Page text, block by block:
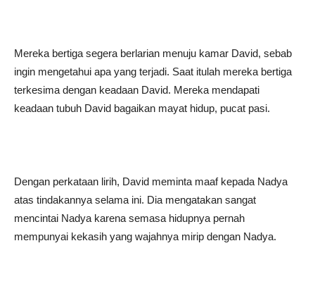
Mereka bertiga segera berlarian menuju kamar David, sebab
ingin mengetahui apa yang terjadi. Saat itulah mereka bertiga
terkesima dengan keadaan David. Mereka mendapati
keadaan tubuh David bagaikan mayat hidup, pucat pasi.
Dengan perkataan lirih, David meminta maaf kepada Nadya
atas tindakannya selama ini. Dia mengatakan sangat
mencintai Nadya karena semasa hidupnya pernah
mempunyai kekasih yang wajahnya mirip dengan Nadya.